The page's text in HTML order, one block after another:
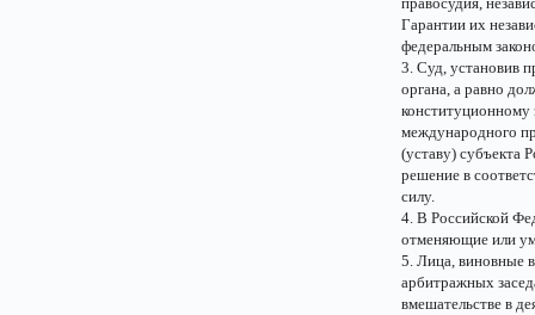
Гарантии их
федеральным
3. Суд, установив
органа, а равно
международного
(уставу) субъекта
решение в
силу.
4. В Российской
отменяющие или
5. Лица, виновные
арбитражных
вмешательстве в